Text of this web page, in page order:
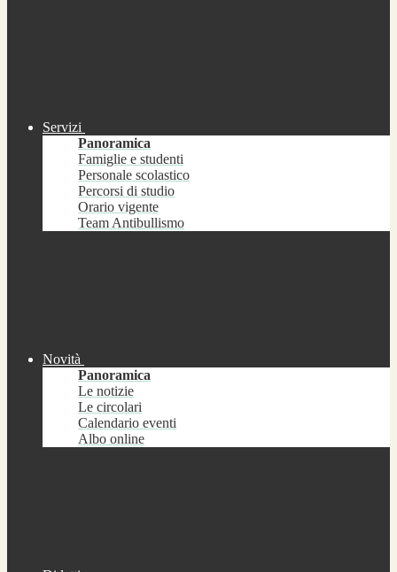
Servizi
Panoramica
Famiglie e studenti
Personale scolastico
Percorsi di studio
Orario vigente
Team Antibullismo
Novità
Panoramica
Le notizie
Le circolari
Calendario eventi
Albo online